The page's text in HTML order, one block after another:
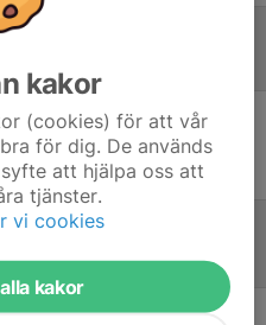
skrivet
kakor
(cookies) för att vår
för dig. De används
att hjälpa oss att
tjänster.
vi cookies
kakor